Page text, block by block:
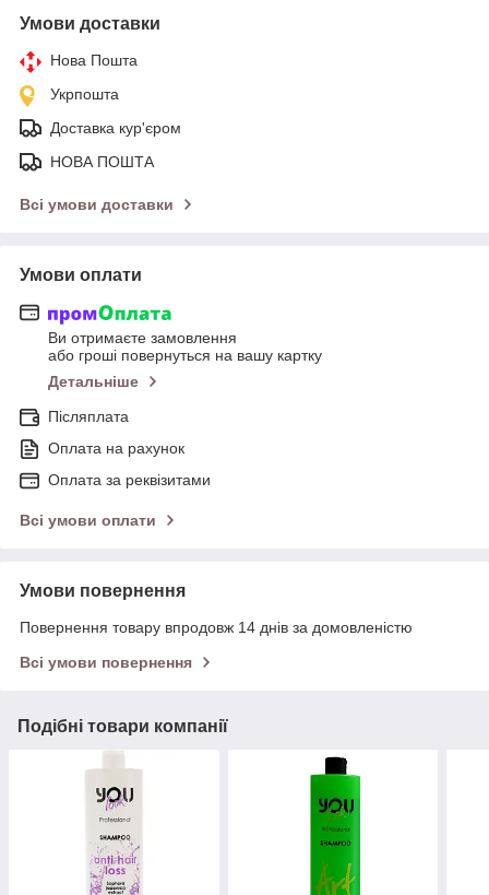
Умови доставки
Нова Пошта
Укрпошта
Доставка кур'єром
НОВА ПОШТА
Всі умови доставки
Умови оплати
Ви отримаєте замовлення
або гроші повернуться на вашу картку
Детальніше
Післяплата
Оплата на рахунок
Оплата за реквізитами
Всі умови оплати
Умови повернення
Повернення товару впродовж 14 днів за домовленістю
Всі умови повернення
Подібні товари компанії